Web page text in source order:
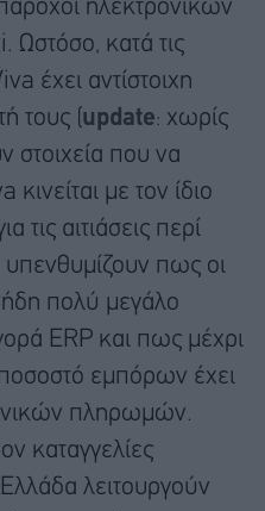
ηλεκτρονικών
κατά τις
έχει αντίστοιχη
τους ( update: χωρίς
στοιχεία που να
με τον ίδιο
τις αιτιάσεις περί
πως οι
ήδη πολύ μεγάλο
ERP και πως μέχρι
εμπόρων έχει
πληρωμών.
καταγγελίες
λειτουργούν